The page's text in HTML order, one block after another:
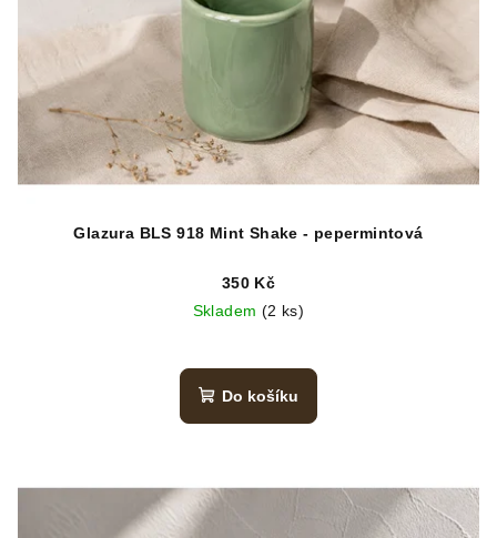
Glazura BLS 918 Mint Shake - pepermintová
350 Kč
Skladem (2 ks)
Do košíku